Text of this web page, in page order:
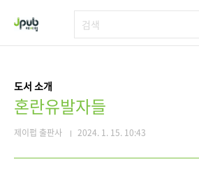
도서 소개
혼란유발자들
제이펍 출판사 2024. 1. 15. 10:43